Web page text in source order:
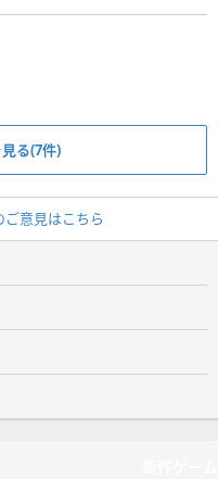
る(7件)
意見はこちら